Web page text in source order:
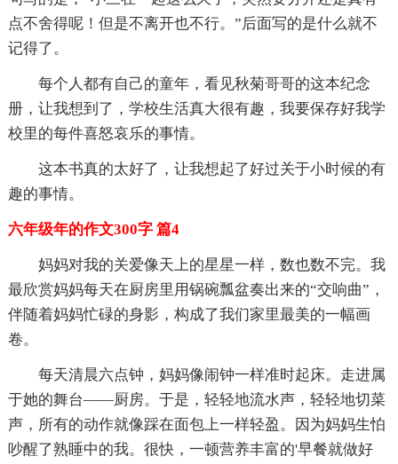
点不舍得呢！但是不离开也不行。”后面写的是什么就不
记得了。
每个人都有自己的童年，看见秋菊哥哥的这本纪念
册，让我想到了，学校生活真大很有趣，我要保存好我学
校里的每件喜怒哀乐的事情。
这本书真的太好了，让我想起了好过关于小时候的有
趣的事情。
六年级年的作文300字 篇4
妈妈对我的关爱像天上的星星一样，数也数不完。我
最欣赏妈妈每天在厨房里用锅碗瓢盆奏出来的“交响曲”，
伴随着妈妈忙碌的身影，构成了我们家里最美的一幅画
卷。
每天清晨六点钟，妈妈像闹钟一样准时起床。走进属
于她的舞台——厨房。于是，轻轻地流水声，轻轻地切菜
声，所有的动作就像踩在面包上一样轻盈。因为妈妈生怕
吵醒了熟睡中的我。很快，一顿营养丰富的'早餐就做好